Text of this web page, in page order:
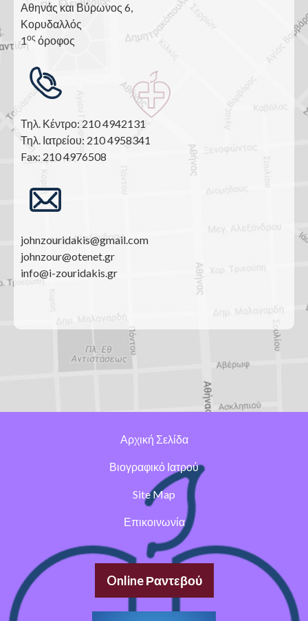
Αθηνάς και Βύρωνος 6,
Κορυδαλλός
1ος όροφος
Τηλ. Κέντρο: 210 4942131
Τηλ. Ιατρείου: 210 4958341
Fax: 210 4976508
johnzouridakis@gmail.com
johnzour@otenet.gr
info@i-zouridakis.gr
Αρχική Σελίδα
Βιογραφικό Ιατρού
Site Map
Επικοινωνία
Online Ραντεβού